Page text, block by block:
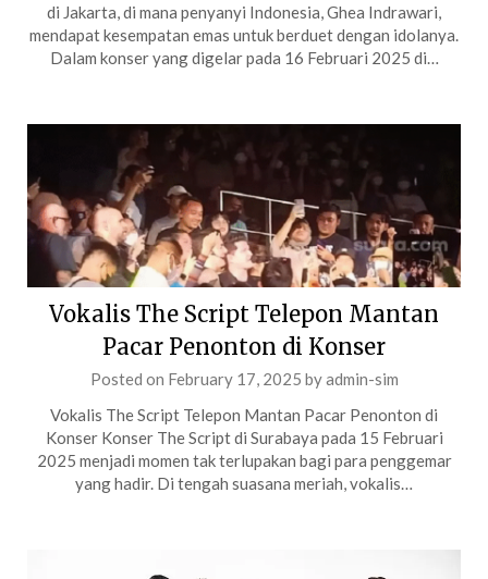
di Jakarta, di mana penyanyi Indonesia, Ghea Indrawari,
mendapat kesempatan emas untuk berduet dengan idolanya.
Dalam konser yang digelar pada 16 Februari 2025 di…
Vokalis The Script Telepon Mantan
Pacar Penonton di Konser
Posted on February 17, 2025 byadmin-sim
Vokalis The Script Telepon Mantan Pacar Penonton di
Konser Konser The Script di Surabaya pada 15 Februari
2025 menjadi momen tak terlupakan bagi para penggemar
yang hadir. Di tengah suasana meriah, vokalis…